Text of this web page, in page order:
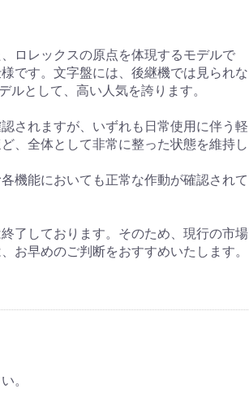
ロレックスの原点を体現するモデルで
です。文字盤には、後継機では見られな
として、高い人気を誇ります。
されますが、いずれも日常使用に伴う軽
、全体として非常に整った状態を維持し
機能においても正常な作動が確認されて
了しております。そのため、現行の市場
お早めのご判断をおすすめいたします。
。